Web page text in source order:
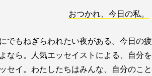
おつかれ、今日の私。
でもねぎらわれたい夜がある。今日の
なら。人気エッセイストによる、自分
セイ。わたしたちはみんな、自分のこ